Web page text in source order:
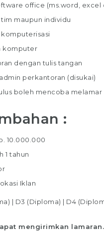
office (ms.word,
maupun individu
komputer
dengan tulis tangan
perkantoran (disukai)
boleh mencoba
:
10.000.000
1 tahun
Iklan
| D3 (Diploma) | D4
mengirimkan lamaran.